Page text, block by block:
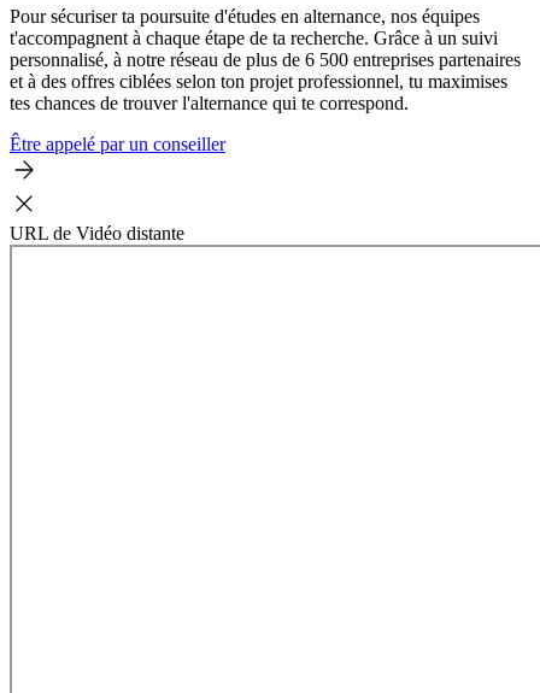
Pour sécuriser ta poursuite d'études en alternance, nos équipes
t'accompagnent à chaque étape de ta recherche. Grâce à un suivi
personnalisé, à notre réseau de plus de 6 500 entreprises partenaires
et à des offres ciblées selon ton projet professionnel, tu maximises
tes chances de trouver l'alternance qui te correspond.
Être appelé par un conseiller
URL de Vidéo distante